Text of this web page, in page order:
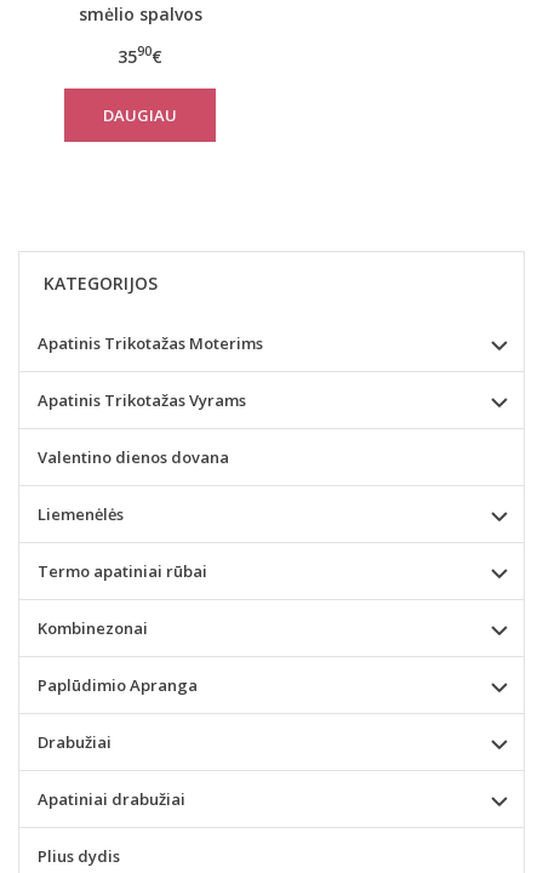
smėlio spalvos
moteriškas chalatas
Paris
3590€
DAUGIAU
KATEGORIJOS
Apatinis Trikotažas Moterims
Apatinis Trikotažas Vyrams
Valentino dienos dovana
Liemenėlės
Termo apatiniai rūbai
Kombinezonai
Paplūdimio Apranga
Drabužiai
Apatiniai drabužiai
Plius dydis